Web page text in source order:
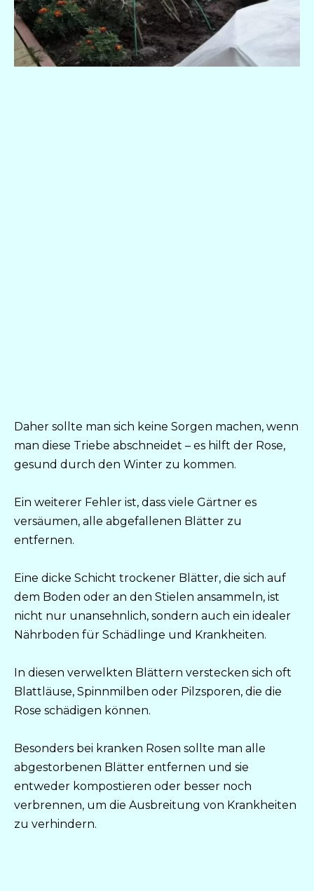
Daher sollte man sich keine Sorgen machen, wenn
man diese Triebe abschneidet – es hilft der Rose,
gesund durch den Winter zu kommen.
Ein weiterer Fehler ist, dass viele Gärtner es
versäumen, alle abgefallenen Blätter zu
entfernen.
Eine dicke Schicht trockener Blätter, die sich auf
dem Boden oder an den Stielen ansammeln, ist
nicht nur unansehnlich, sondern auch ein idealer
Nährboden für Schädlinge und Krankheiten.
In diesen verwelkten Blättern verstecken sich oft
Blattläuse, Spinnmilben oder Pilzsporen, die die
Rose schädigen können.
Besonders bei kranken Rosen sollte man alle
abgestorbenen Blätter entfernen und sie
entweder kompostieren oder besser noch
verbrennen, um die Ausbreitung von Krankheiten
zu verhindern.